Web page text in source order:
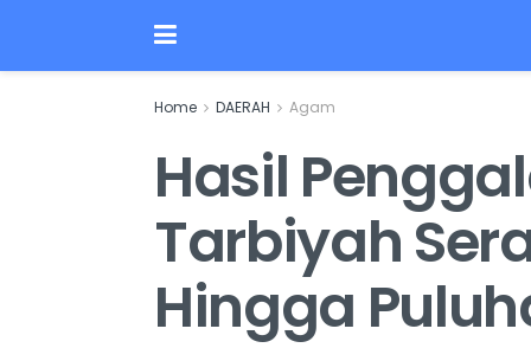
Home DAERAH Agam
Hasil
Tarbiyah
Hingga